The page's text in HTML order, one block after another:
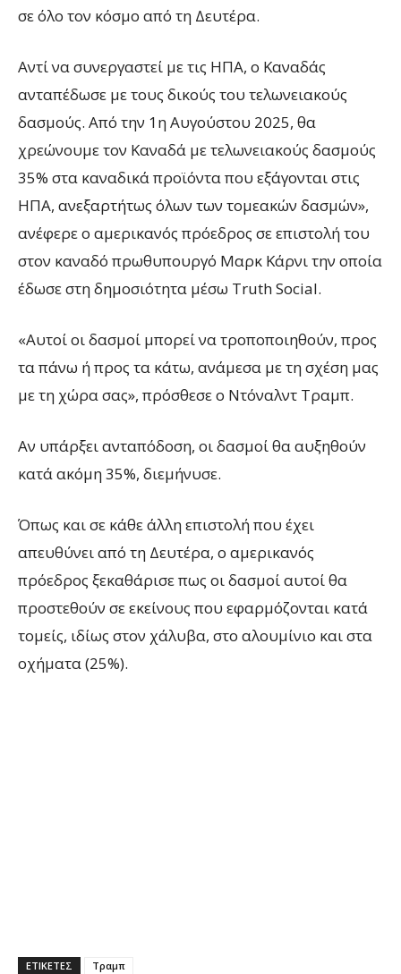
σε όλο τον κόσμο από τη Δευτέρα.
Αντί να συνεργαστεί με τις ΗΠΑ, ο Καναδάς
ανταπέδωσε με τους δικούς του τελωνειακούς
δασμούς. Από την 1η Αυγούστου 2025, θα
χρεώνουμε τον Καναδά με τελωνειακούς δασμούς
35% στα καναδικά προϊόντα που εξάγονται στις
ΗΠΑ, ανεξαρτήτως όλων των τομεακών δασμών»,
ανέφερε ο αμερικανός πρόεδρος σε επιστολή του
στον καναδό πρωθυπουργό Μαρκ Κάρνι την οποία
έδωσε στη δημοσιότητα μέσω Truth Social.
«Αυτοί οι δασμοί μπορεί να τροποποιηθούν, προς
τα πάνω ή προς τα κάτω, ανάμεσα με τη σχέση μας
με τη χώρα σας», πρόσθεσε ο Ντόναλντ Τραμπ.
Αν υπάρξει ανταπόδοση, οι δασμοί θα αυξηθούν
κατά ακόμη 35%, διεμήνυσε.
Όπως και σε κάθε άλλη επιστολή που έχει
απευθύνει από τη Δευτέρα, ο αμερικανός
πρόεδρος ξεκαθάρισε πως οι δασμοί αυτοί θα
προστεθούν σε εκείνους που εφαρμόζονται κατά
τομείς, ιδίως στον χάλυβα, στο αλουμίνιο και στα
οχήματα (25%).
ΕΤΙΚΕΤΕΣ Τραμπ